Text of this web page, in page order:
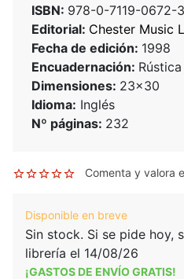
ISBN: 978-0-7119-0672-3
Editorial: Chester Music
Fecha de edición: 1998
Encuadernación: Rústica
Dimensiones: 23x30
Idioma: Inglés
Nº páginas: 232
Comenta y valora
Disponible en breve
Sin stock. Si se pide hoy,
librería el 14/08/26
¡GASTOS DE ENVÍO GRATIS!